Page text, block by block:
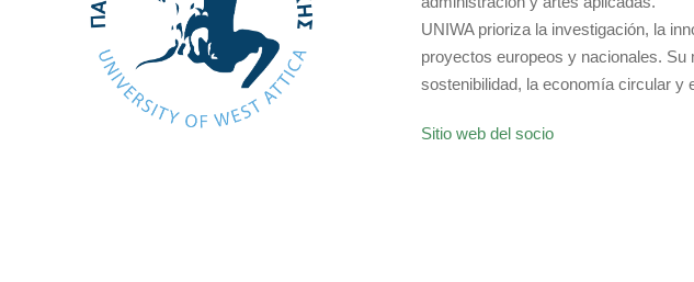
UNIWA prioriza la investigación, la
proyectos europeos y nacionales.
sostenibilidad, la economía circular y
Sitio web del socio